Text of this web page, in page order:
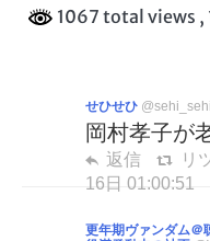
1067 total views ,
せひせひ @sehi_sehi
岡村孝子が
返信 リ
16日 01:00:51
更年期ヴァンダム＠